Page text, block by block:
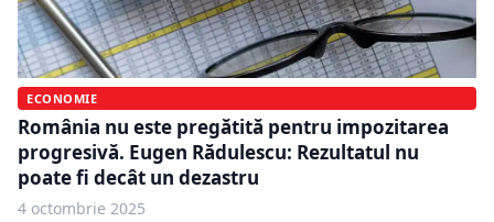
ECONOMIE
România nu este pregătită pentru impozitarea
progresivă. Eugen Rădulescu: Rezultatul nu
poate fi decât un dezastru
4 octombrie 2025